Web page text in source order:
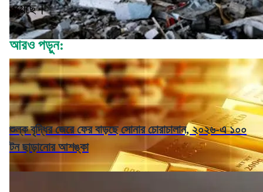
রয়েছে।
আরও পড়ুন:
শুল্ক বৃদ্ধির জেরে ফের বাড়ছে সোনার চোরাচালান, ২০২৬-এ ১০০
টন ছাড়ানোর আশঙ্কা